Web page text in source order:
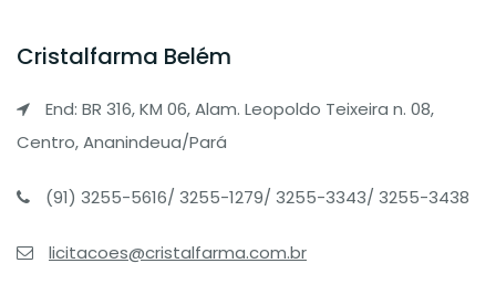
Cristalfarma Belém
End: BR 316, KM 06, Alam. Leopoldo Teixeira n. 08,
Centro, Ananindeua/Pará
(91) 3255-5616/ 3255-1279/ 3255-3343/ 3255-3438
licitacoes@cristalfarma.com.br